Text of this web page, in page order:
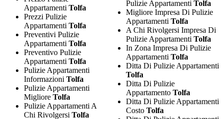
Appartamenti Tolfa
Prezzi Pulizie
Appartamenti Tolfa
Preventivi Pulizie
Appartamenti Tolfa
Preventivo Pulizie
Appartamenti Tolfa
Pulizie Appartamenti
Informazioni Tolfa
Pulizie Appartamenti
Migliore Tolfa
Pulizie Appartamenti A
Chi Rivolgersi Tolfa
Pulizie Appartamenti Tolfa
Migliore Impresa Di Pulizie
Appartamenti Tolfa
A Chi Rivolgersi Impresa Di
Pulizie Appartamenti Tolfa
In Zona Impresa Di Pulizie
Appartamenti Tolfa
Ditta Di Pulizie Appartamenti
Tolfa
Ditta Di Pulizie
Appartamento Tolfa
Ditta Di Pulizie Appartamenti
Costo Tolfa